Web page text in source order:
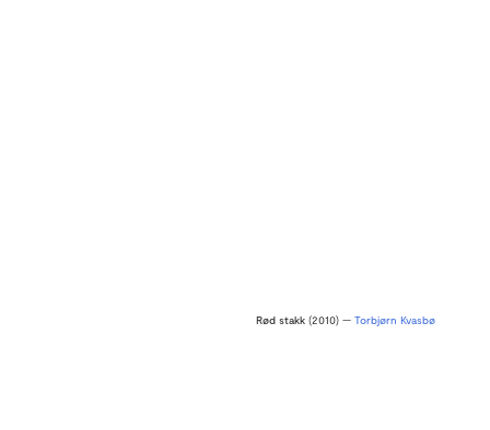
Rød stakk (2010) — Torbjørn Kvasbø